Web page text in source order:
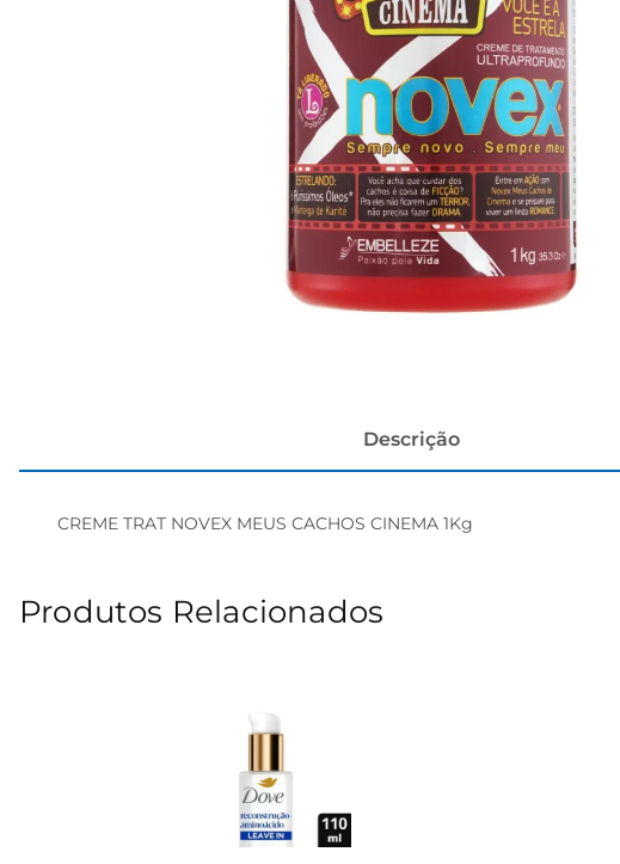
Descrição
CREME TRAT NOVEX MEUS CACHOS CINEMA 1Kg
Produtos Relacionados
iogurte
papel higiênico
cerveja